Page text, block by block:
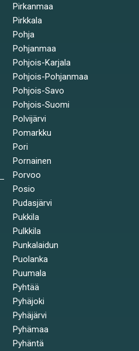
Pirkanmaa
Pirkkala
Pohja
Pohjanmaa
Pohjois-Karjala
Pohjois-Pohjanmaa
Pohjois-Savo
Pohjois-Suomi
Polvijärvi
Pomarkku
Pori
Pornainen
Porvoo
Posio
Pudasjärvi
Pukkila
Pulkkila
Punkalaidun
Puolanka
Puumala
Pyhtää
Pyhäjoki
Pyhäjärvi
Pyhämaa
Pyhäntä